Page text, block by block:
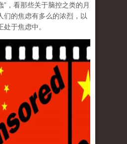
”，看那些关于脑控之类的月
们的焦虑有多么的浓烈，以
于焦虑中。